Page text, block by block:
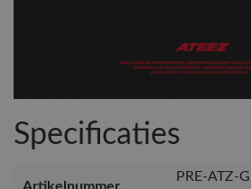
Specificaties
Artikelnummer
PRE-ATZ-